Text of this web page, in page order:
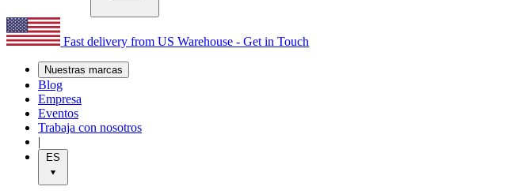
Fast delivery from US Warehouse - Get in Touch
Nuestras marcas
Blog
Empresa
Eventos
Trabaja con nosotros
|
ES